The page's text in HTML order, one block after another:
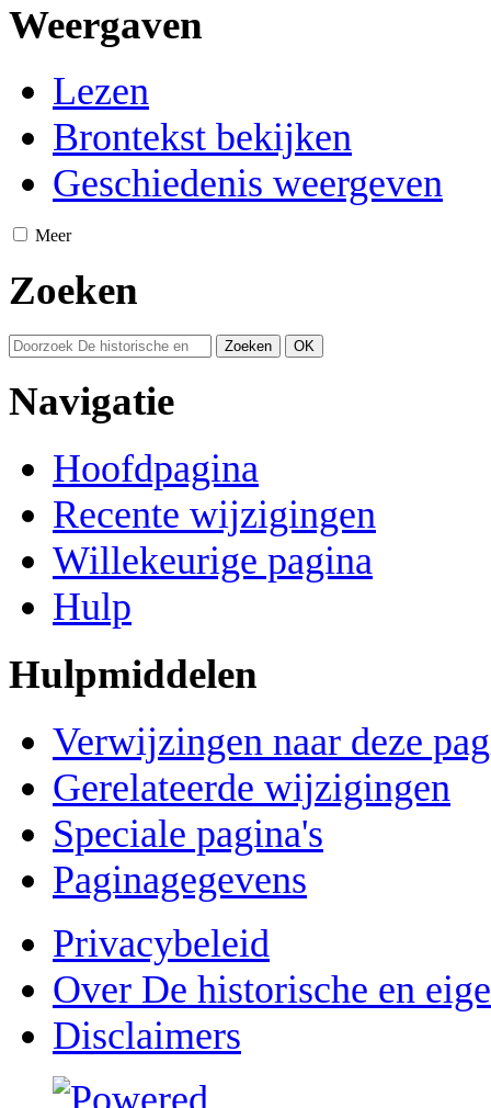
Weergaven
Lezen
Brontekst bekijken
Geschiedenis weergeven
Meer
Zoeken
Navigatie
Hoofdpagina
Recente wijzigingen
Willekeurige pagina
Hulp
Hulpmiddelen
Verwijzingen naar deze
Gerelateerde wijzigingen
Speciale pagina's
Paginagegevens
Privacybeleid
Over De historische en
Disclaimers